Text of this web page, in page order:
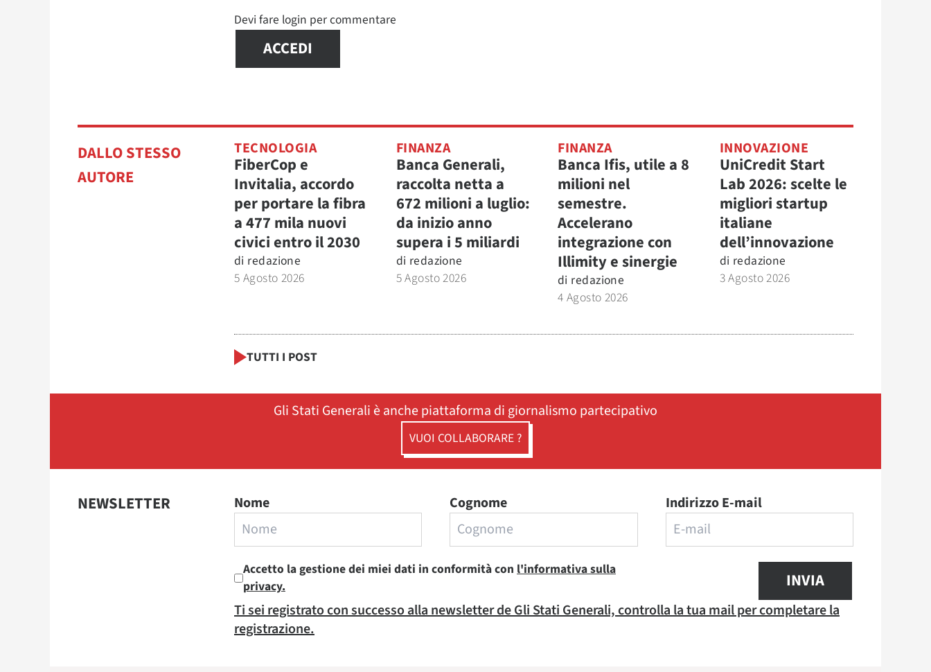
Devi fare login per commentare
ACCEDI
DALLO STESSO
AUTORE
TECNOLOGIA
FiberCop e
Invitalia, accordo
per portare la fibra
a 477 mila nuovi
civici entro il 2030
di redazione
5 Agosto 2026
FINANZA
Banca Generali,
raccolta netta a
672 milioni a luglio:
da inizio anno
supera i 5 miliardi
di redazione
5 Agosto 2026
FINANZA
Banca Ifis, utile a 8
milioni nel
semestre.
Accelerano
integrazione con
Illimity e sinergie
di redazione
4 Agosto 2026
INNOVAZIONE
UniCredit Start
Lab 2026: scelte le
migliori startup
italiane
dell’innovazione
di redazione
3 Agosto 2026
TUTTI I POST
Gli Stati Generali è anche piattaforma di giornalismo partecipativo
VUOI COLLABORARE ?
NEWSLETTER Nome Cognome Indirizzo E-mail
Accetto la gestione dei miei dati in conformità con l'informativa sulla
privacy.
INVIA
Ti sei registrato con successo alla newsletter de Gli Stati Generali, controlla la tua mail per completare la
registrazione.